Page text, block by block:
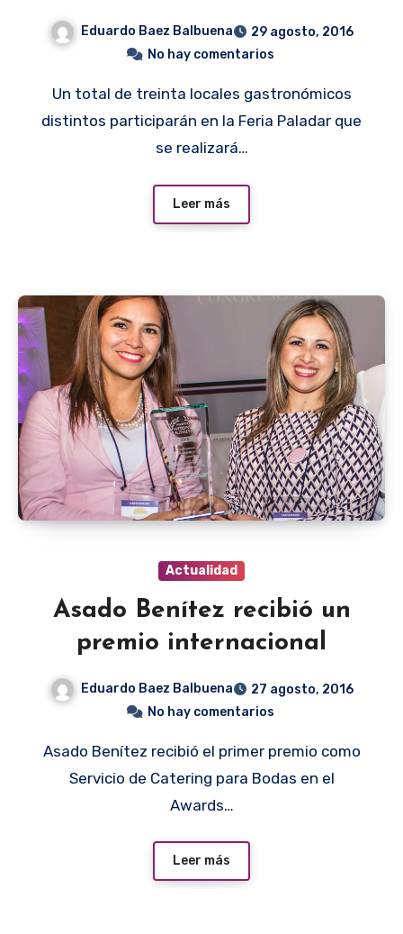
Eduardo Baez Balbuena
29 agosto, 2016
No hay comentarios
Un total de treinta locales gastronómicos
distintos participarán en la Feria Paladar que
se realizará…
Leer más
Actualidad
Asado Benítez recibió un
premio internacional
Eduardo Baez Balbuena
27 agosto, 2016
No hay comentarios
Asado Benítez recibió el primer premio como
Servicio de Catering para Bodas en el
Awards…
Leer más